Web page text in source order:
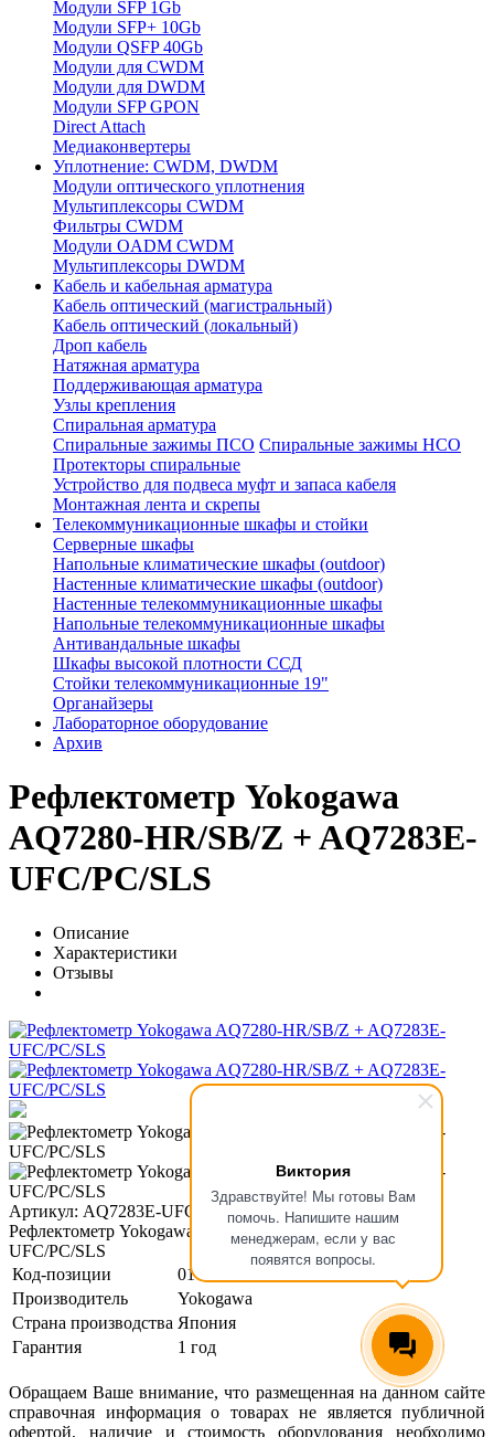
Виктория
Здравствуйте! Мы готовы Вам
помочь. Напишите нашим
менеджерам, если у вас
появятся вопросы.
Модули SFP 1Gb
Модули SFP+ 10Gb
Модули QSFP 40Gb
Модули для CWDM
Модули для DWDM
Модули SFP GPON
Direct Attach
Медиаконвертеры
Уплотнение: CWDM, DWDM
Модули оптического уплотнения
Мультиплексоры CWDM
Фильтры CWDM
Модули OADM CWDM
Мультиплексоры DWDM
Кабель и кабельная арматура
Кабель оптический (магистральный)
Кабель оптический (локальный)
Дроп кабель
Натяжная арматура
Поддерживающая арматура
Узлы крепления
Спиральная арматура
Спиральные зажимы ПСО Спиральные зажимы НСО
Протекторы спиральные
Устройство для подвеса муфт и запаса кабеля
Монтажная лента и скрепы
Телекоммуникационные шкафы и стойки
Серверные шкафы
Напольные климатические шкафы (outdoor)
Настенные климатические шкафы (outdoor)
Настенные телекоммуникационные шкафы
Напольные телекоммуникационные шкафы
Антивандальные шкафы
Шкафы высокой плотности ССД
Стойки телекоммуникационные 19"
Органайзеры
Лабораторное оборудование
Архив
Рефлектометр Yokogawa
AQ7280-HR/SB/Z + AQ7283E-
UFC/PC/SLS
Описание
Характеристики
Отзывы
Артикул: AQ7283E-UFC/PC/SLS
Рефлектометр Yokogawa AQ7280-HR/SB/Z + AQ7283E-
UFC/PC/SLS
Код-позиции
01-00123713
Производитель
Yokogawa
Страна производства Япония
Гарантия
1 год
Обращаем Ваше внимание, что размещенная на данном сайте
справочная информация о товарах не является публичной
офертой, наличие и стоимость оборудования необходимо